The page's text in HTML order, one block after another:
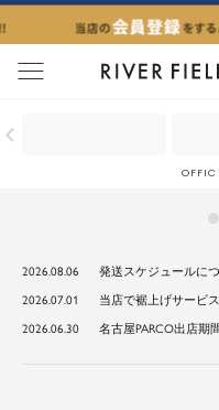
menu
ハレの日も
2026.08.06 発送スケジュールに
2026.07.01
当店で裾上げサービ
2026.06.30
名古屋PARCO出店期